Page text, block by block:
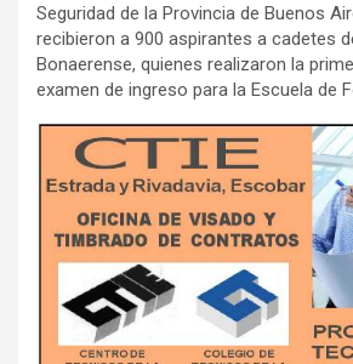
Seguridad de la Provincia de Buenos
recibieron a 900 aspirantes a cadetes
Bonaerense, quienes realizaron la
examen de ingreso para la Escuela de